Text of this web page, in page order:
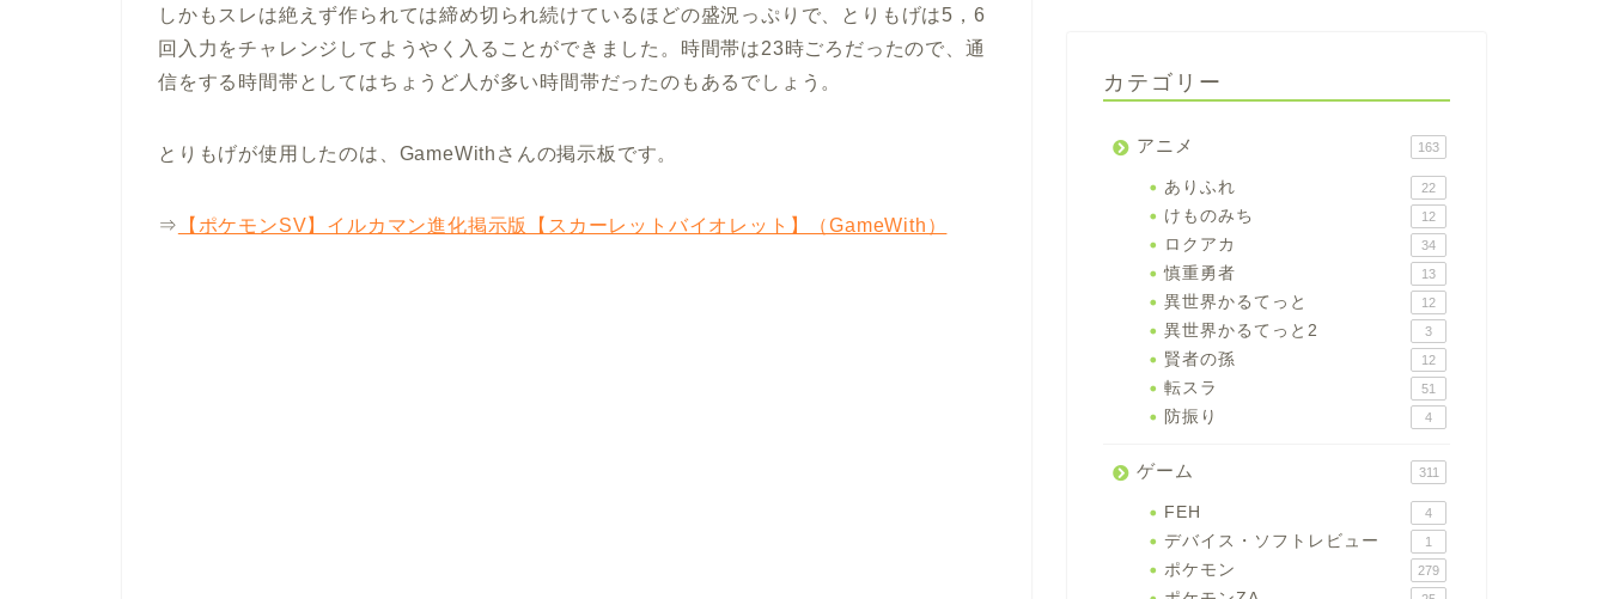
しかもスレは絶えず作られては締め切られ続けているほどの盛況っぷりで、とりもげは5，6
回入力をチャレンジしてようやく入ることができました。時間帯は23時ごろだったので、通
信をする時間帯としてはちょうど人が多い時間帯だったのもあるでしょう。
とりもげが使用したのは、GameWithさんの掲示板です。
⇒ 【ポケモンSV】イルカマン進化掲示版【スカーレットバイオレット】（GameWith）
カテゴリー
アニメ 163
ありふれ 22
けものみち 12
ロクアカ 34
慎重勇者 13
異世界かるてっと 12
異世界かるてっと2 3
賢者の孫 12
転スラ 51
防振り 4
ゲーム 311
FEH 4
デバイス・ソフトレビュー 1
ポケモン 279